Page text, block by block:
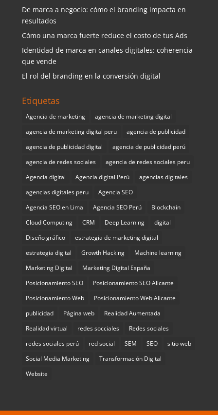
De marca a negocio: cómo el branding impacta en
resultados
Cómo una marca fuerte reduce el costo de tus Ads
Identidad de marca en canales digitales: coherencia
que vende
El rol del branding en la conversión digital
Etiquetas
Agencia de marketing
agencia de marketing digital
agencia de marketing digital peru
agencia de publicidad
agencia de publicidad digital
agencia de publicidad perú
agencia de redes sociales
agencia de redes sociales peru
Agencia digital
Agencia digital Perú
agencias digitales
agencias digitales peru
Agencia SEO
Agencia SEO en Lima
Agencia SEO Perú
Blockchain
Cloud Computing
CRM Deep Learning
digital
Diseño gráfico
estrategia de marketing digital
estrategia digital
Growth Hacking
Machine learning
Marketing Digital
Marketing Digital España
Posicionamiento SEO
Posicionamiento SEO Alicante
Posicionamiento Web
Posicionamiento Web Alicante
publicidad
Página web
Realidad Aumentada
Realidad virtual
redes socciales
Redes sociales
redes sociales perú
red social SEM SEO
sitio web
Social Media Marketing
Transformación Digital
Website